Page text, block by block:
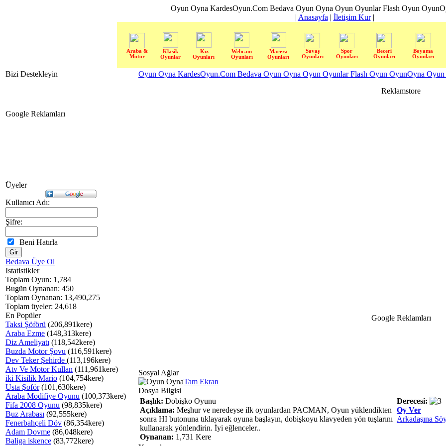
Oyun Oyna KardesOyun.Com Bedava Oyun Oyna Oyun Oyunlar Flash Oyun
| Anasayfa | İletişim Kur|
Araba &
Motor
Klasik
Oyunlar
Kız
Oyunları
Webcam
Oyunları
Macera
Oyunları
Savaş
Oyunları
Spor
Oyunları
Beceri
Oyunları
Boyama
Oyunları
Bizi Destekleyin
Google Reklamları
Üyeler
Kullanıcı Adı:
Şifre:
Beni Hatırla
Bedava Üye Ol
Istatistikler
Toplam Oyun: 1,784
Bugün Oynanan: 450
Toplam Oynanan: 13,490,275
Toplam üyeler: 24,618
En Popüler
Taksi Şöförü (206,891kere)
Araba Ezme (148,313kere)
Diz Ameliyatı (118,542kere)
Buzda Motor Şovu (116,591kere)
Dev Teker Şehirde (113,196kere)
Atv Ve Motor Kullan (111,961kere)
iki Kisilik Mario (104,754kere)
Usta Şoför(101,630kere)
Araba Modifiye Oyunu (100,373kere)
Fifa 2008 Oyunu (98,835kere)
Buz Arabası (92,555kere)
Fenerbahçeli Döv (86,354kere)
Adam Dovme (86,048kere)
Baliga iskence (83,772kere)
Oyun Oyna KardesOyun.Com Bedava Oyun Oyna Oyun Oyunlar Flash Oyun OyunOyna Oyun
Reklamstore
Google Reklamları
Sosyal Ağlar
Tam Ekran
Dosya Bilgisi
Başlık: Dobişko Oyunu
Açıklama: Meşhur ve neredeyse ilk oyunlardan PACMAN, Oyun yüklendikten
sonra HI butonuna tıklayarak oyuna başlayın, dobişkoyu klavyeden yön tuşlarını
kullanarak yönlendirin. İyi eğlenceler..
Oynanan: 1,731 Kere
Derecesi:
Oy Ver
Arkadaşına